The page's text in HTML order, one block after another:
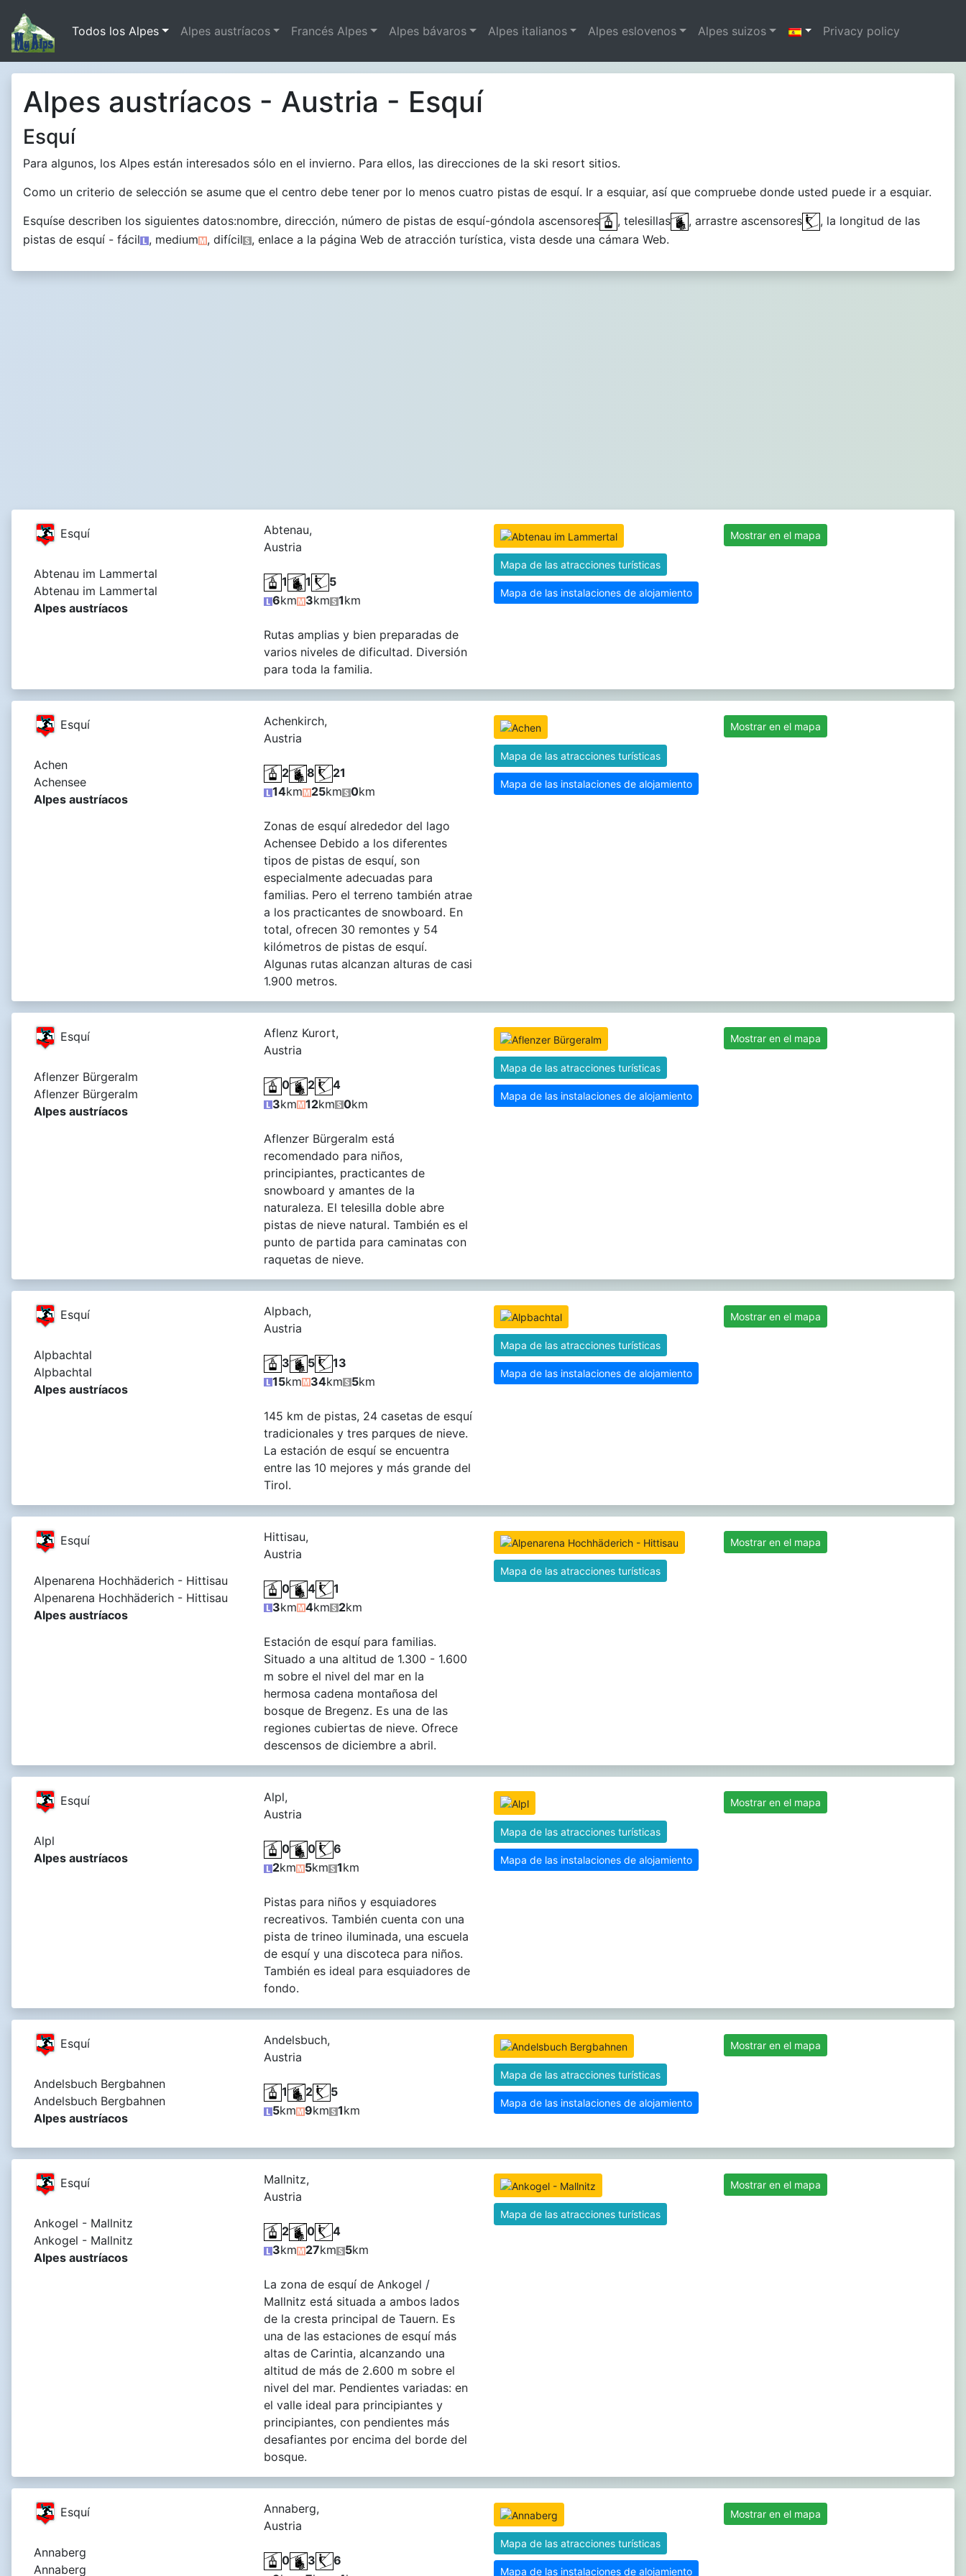
Todos los Alpes Alpes austríacos Francés Alpes Alpes bávaros Alpes italianos Alpes eslovenos Alpes suizos Privacy policy
Alpes austríacos - Austria - Esquí
Esquí
Para algunos, los Alpes están interesados sólo en el invierno. Para ellos, las direcciones de la ski resort sitios.
Como un criterio de selección se asume que el centro debe tener por lo menos cuatro pistas de esquí. Ir a esquiar, así que compruebe donde usted puede ir a esquiar.
Esquíse describen los siguientes datos:nombre, dirección, número de pistas de esquí-góndola ascensores
, telesillas , arrastre ascensores
, la longitud de las
pistas de esquí - fácil
, medium , difícil , enlace a la página Web de atracción turística, vista desde una cámara Web.
Esquí
Abtenau im Lammertal
Abtenau im Lammertal
Alpes austríacos
Abtenau,
Austria
1 1
5
6km 3km 1km
Rutas amplias y bien preparadas de
varios niveles de dificultad. Diversión
para toda la familia.
Mapa de las atracciones turísticas
Mapa de las instalaciones de alojamiento
Mostrar en el mapa
Esquí
Achen
Achensee
Alpes austríacos
Achenkirch,
Austria
2 8
21
14km 25km 0km
Zonas de esquí alrededor del lago
Achensee Debido a los diferentes
tipos de pistas de esquí, son
especialmente adecuadas para
familias. Pero el terreno también atrae
a los practicantes de snowboard. En
total, ofrecen 30 remontes y 54
kilómetros de pistas de esquí.
Algunas rutas alcanzan alturas de casi
1.900 metros.
Mapa de las atracciones turísticas
Mapa de las instalaciones de alojamiento
Mostrar en el mapa
Esquí
Aflenzer Bürgeralm
Aflenzer Bürgeralm
Alpes austríacos
Aflenz Kurort,
Austria
0 2
4
3km 12km 0km
Aflenzer Bürgeralm está
recomendado para niños,
principiantes, practicantes de
snowboard y amantes de la
naturaleza. El telesilla doble abre
pistas de nieve natural. También es el
punto de partida para caminatas con
raquetas de nieve.
Mapa de las atracciones turísticas
Mapa de las instalaciones de alojamiento
Mostrar en el mapa
Esquí
Alpbachtal
Alpbachtal
Alpes austríacos
Alpbach,
Austria
3 5
13
15km 34km 5km
145 km de pistas, 24 casetas de esquí
tradicionales y tres parques de nieve.
La estación de esquí se encuentra
entre las 10 mejores y más grande del
Tirol.
Mapa de las atracciones turísticas
Mapa de las instalaciones de alojamiento
Mostrar en el mapa
Esquí
Alpenarena Hochhäderich - Hittisau
Alpenarena Hochhäderich - Hittisau
Alpes austríacos
Hittisau,
Austria
0 4
1
3km 4km 2km
Estación de esquí para familias.
Situado a una altitud de 1.300 - 1.600
m sobre el nivel del mar en la
hermosa cadena montañosa del
bosque de Bregenz. Es una de las
regiones cubiertas de nieve. Ofrece
descensos de diciembre a abril.
Mapa de las atracciones turísticas
Mostrar en el mapa
Esquí
Alpl
Alpes austríacos
Alpl,
Austria
0 0
6
2km 5km 1km
Pistas para niños y esquiadores
recreativos. También cuenta con una
pista de trineo iluminada, una escuela
de esquí y una discoteca para niños.
También es ideal para esquiadores de
fondo.
Mapa de las atracciones turísticas
Mapa de las instalaciones de alojamiento
Mostrar en el mapa
Esquí
Andelsbuch Bergbahnen
Andelsbuch Bergbahnen
Alpes austríacos
Andelsbuch,
Austria
1 2
5
5km 9km 1km
Mapa de las atracciones turísticas
Mapa de las instalaciones de alojamiento
Mostrar en el mapa
Esquí
Ankogel - Mallnitz
Ankogel - Mallnitz
Alpes austríacos
Mallnitz,
Austria
2 0
4
3km 27km 5km
La zona de esquí de Ankogel /
Mallnitz está situada a ambos lados
de la cresta principal de Tauern. Es
una de las estaciones de esquí más
altas de Carintia, alcanzando una
altitud de más de 2.600 m sobre el
nivel del mar. Pendientes variadas: en
el valle ideal para principiantes y
principiantes, con pendientes más
desafiantes por encima del borde del
bosque.
Mapa de las atracciones turísticas
Mostrar en el mapa
Esquí
Annaberg
Annaberg
Annaberg,
Austria
0 3
6
Mapa de las atracciones turísticas
Mapa de las instalaciones de alojamiento
Mostrar en el mapa